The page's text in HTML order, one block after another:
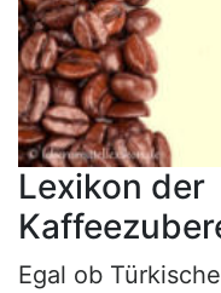
Lexikon der
Egal ob